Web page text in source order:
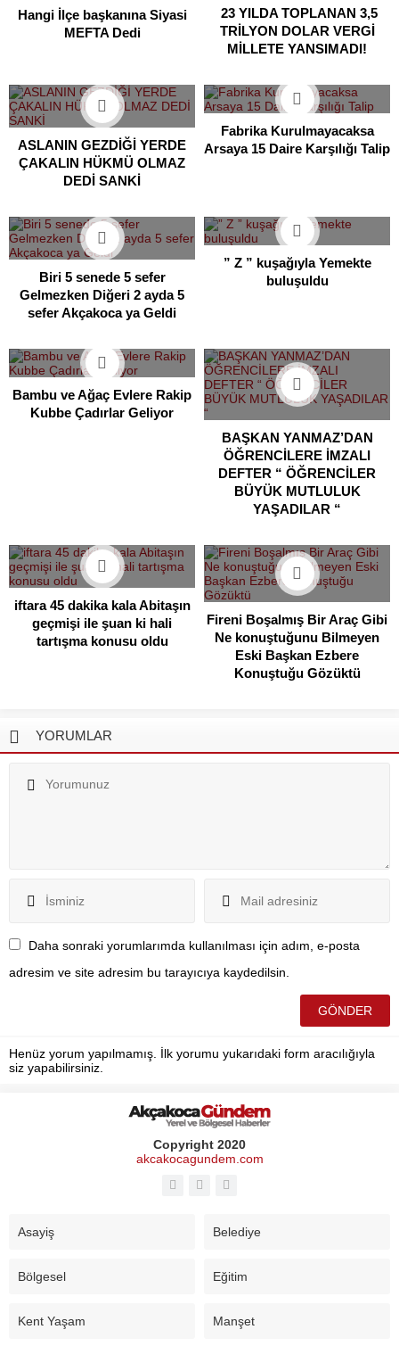
Hangi İlçe başkanına Siyasi
MEFTA Dedi
23 YILDA TOPLANAN 3,5
TRİLYON DOLAR VERGİ
MİLLETE YANSIMADI!
ASLANIN GEZDİĞİ YERDE
ÇAKALIN HÜKMÜ OLMAZ
DEDİ SANKİ
Fabrika Kurulmayacaksa
Arsaya 15 Daire Karşılığı Talip
Biri 5 senede 5 sefer
Gelmezken Diğeri 2 ayda 5
sefer Akçakoca ya Geldi
” Z ” kuşağıyla Yemekte
buluşuldu
Bambu ve Ağaç Evlere Rakip
Kubbe Çadırlar Geliyor
BAŞKAN YANMAZ’DAN
ÖĞRENCİLERE İMZALI
DEFTER “ ÖĞRENCİLER
BÜYÜK MUTLULUK
YAŞADILAR “
iftara 45 dakika kala Abitaşın
geçmişi ile şuan ki hali
tartışma konusu oldu
Fireni Boşalmış Bir Araç Gibi
Ne konuştuğunu Bilmeyen
Eski Başkan Ezbere
Konuştuğu Gözüktü
YORUMLAR
Daha sonraki yorumlarımda kullanılması için adım, e-posta
adresim ve site adresim bu tarayıcıya kaydedilsin.
Henüz yorum yapılmamış. İlk yorumu yukarıdaki form aracılığıyla
siz yapabilirsiniz.
Copyright 2020
akcakocagundem.com
Asayiş Belediye
Bölgesel Eğitim
Kent Yaşam Manşet